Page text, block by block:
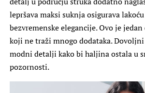
lepršava maksi suknja osigurava
bezvremenske elegancije.Ovo je
koji ne traži mnogo dodataka.
modni detalji kako bi haljina ostala u
pozornosti.